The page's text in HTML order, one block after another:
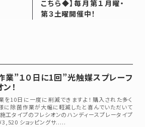
こちら◆】毎月第１月曜・
第３土曜開催中！
業”１０日に1回”光触媒スプレーフ
！
を10日に一度に削減できますよ！購入された多く
に除菌作業が大幅に軽減したと喜んでいただいて
施工タイプのフレシオンのハンディースプレータイプ
ショッピングサ.....